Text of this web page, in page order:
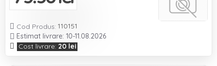
 Cod Produs: 110151
Estimat livrare: 10-11.08.2026
Cost livrare: 20 lei